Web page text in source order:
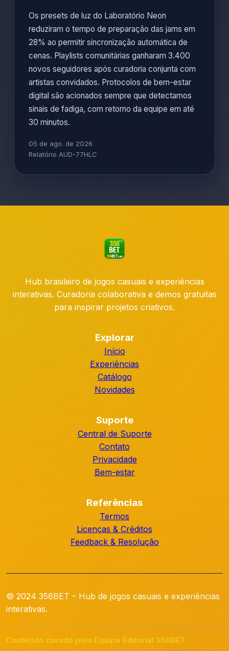
Os presets de luz do Laboratório Neon
reduziram o tempo de preparação das jams em
28% ao permitir sincronização automática de
cenas. Playlists comunitárias ganharam 3.400
novos seguidores após curadoria conjunta com
artistas convidados. Protocolos de bem-estar
digital são acionados sempre que detectamos
sinais de fadiga, com retorno da equipe em até
30 minutos.
05 de ago. de 2026
Relatório AUD-77HLC
Hub brasileiro de jogos casuais e experiências
interativas. Curadoria colaborativa e demos gratuitas
para inspirar projetos criativos.
Explorar
Início
Experiências
Catálogo
Novidades
Suporte
Central de Suporte
Contato
Privacidade
Bem-estar
Referências
Termos
Licenças & Créditos
Feedback & Resolução
© 2024 356BET – Hub de jogos casuais e experiências
interativas.
Conteúdo curado pela Equipe Editorial 356BET